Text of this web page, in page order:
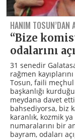
HANIM TOSUN’DAN
“Bize
odalarını
31 senedir
rağmen
Tosun, faili
başkanlığı
meydana davet
bahsediyorsa, biz
karanlık, kozmik
numaralarını bir
bayram, odaları